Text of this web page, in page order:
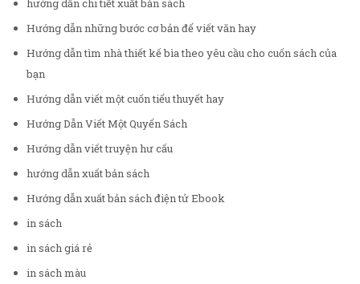
hướng dẫn chi tiết xuất bản sách
Hướng dẫn những bước cơ bản để viết văn hay
Hướng dẫn tìm nhà thiết kế bìa theo yêu cầu cho cuốn sách của
bạn
Hướng dẫn viết một cuốn tiểu thuyết hay
Hướng Dẫn Viết Một Quyển Sách
Hướng dẫn viết truyện hư cấu
hướng dẫn xuất bản sách
Hướng dẫn xuất bản sách điện tử Ebook
in sách
in sách giá rẻ
in sách màu